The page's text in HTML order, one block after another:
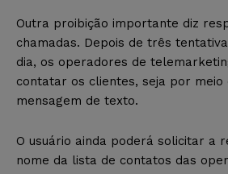
Outra proibição importante diz
chamadas. Depois de três
dia, os operadores de
contatar os clientes, seja por meio
mensagem de texto.
O usuário ainda poderá solicitar a
nome da lista de contatos das